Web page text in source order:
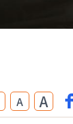
A A